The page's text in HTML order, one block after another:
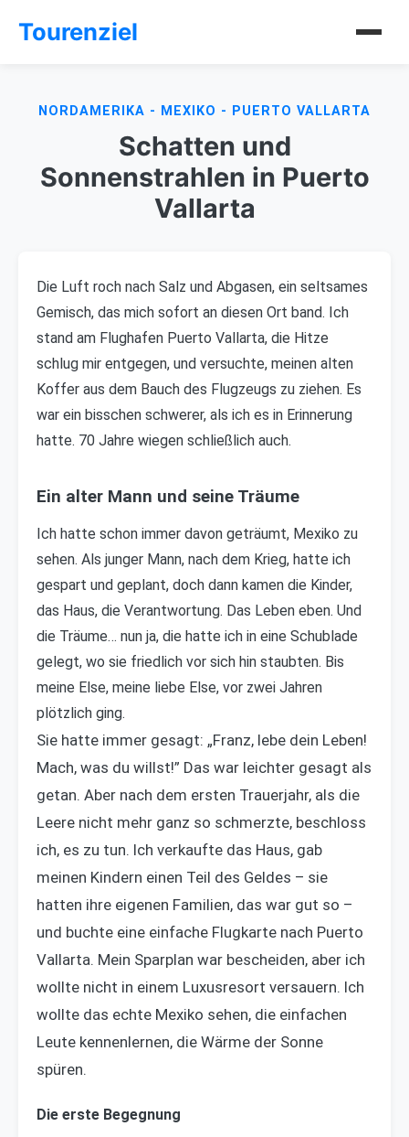
Tourenziel
NORDAMERIKA - MEXIKO - PUERTO VALLARTA
Schatten und
Sonnenstrahlen in Puerto
Vallarta
Die Luft roch nach Salz und Abgasen, ein seltsames
Gemisch, das mich sofort an diesen Ort band. Ich
stand am Flughafen Puerto Vallarta, die Hitze
schlug mir entgegen, und versuchte, meinen alten
Koffer aus dem Bauch des Flugzeugs zu ziehen. Es
war ein bisschen schwerer, als ich es in Erinnerung
hatte. 70 Jahre wiegen schließlich auch.
Ein alter Mann und seine Träume
Ich hatte schon immer davon geträumt, Mexiko zu
sehen. Als junger Mann, nach dem Krieg, hatte ich
gespart und geplant, doch dann kamen die Kinder,
das Haus, die Verantwortung. Das Leben eben. Und
die Träume… nun ja, die hatte ich in eine Schublade
gelegt, wo sie friedlich vor sich hin staubten. Bis
meine Else, meine liebe Else, vor zwei Jahren
plötzlich ging.
Sie hatte immer gesagt: „Franz, lebe dein Leben!
Mach, was du willst!” Das war leichter gesagt als
getan. Aber nach dem ersten Trauerjahr, als die
Leere nicht mehr ganz so schmerzte, beschloss
ich, es zu tun. Ich verkaufte das Haus, gab
meinen Kindern einen Teil des Geldes – sie
hatten ihre eigenen Familien, das war gut so –
und buchte eine einfache Flugkarte nach Puerto
Vallarta. Mein Sparplan war bescheiden, aber ich
wollte nicht in einem Luxusresort versauern. Ich
wollte das echte Mexiko sehen, die einfachen
Leute kennenlernen, die Wärme der Sonne
spüren.
Die erste Begegnung